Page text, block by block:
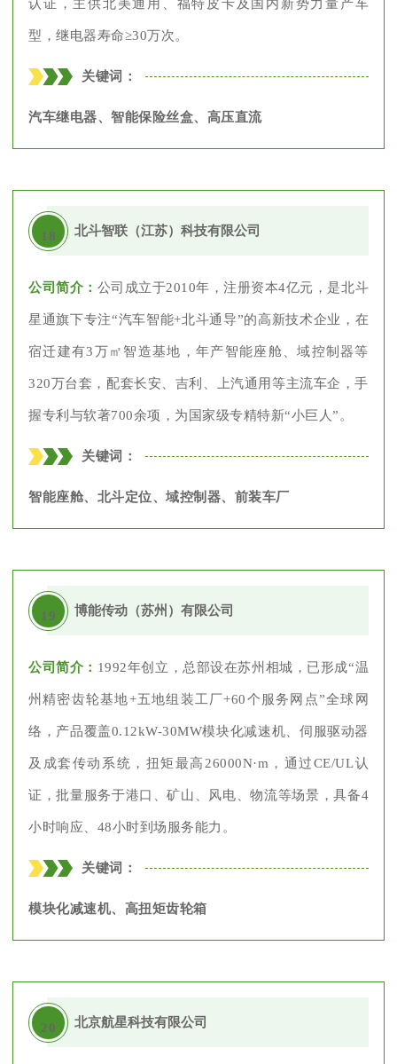
认证，主供北美通用、福特皮卡及国内新势力量产车
型，继电器寿命≥30万次。
关键词：
汽车继电器、智能保险丝盒、高压直流
18 北斗智联（江苏）科技有限公司
公司简介： 公司成立于2010年，注册资本4亿元，是北斗
星通旗下专注“汽车智能+北斗通导”的高新技术企业，在
宿迁建有3万㎡智造基地，年产智能座舱、域控制器等
320万台套，配套长安、吉利、上汽通用等主流车企，手
握专利与软著700余项，为国家级专精特新“小巨人”。
关键词：
智能座舱、北斗定位、域控制器、前装车厂
19 博能传动（苏州）有限公司
公司简介： 1992年创立，总部设在苏州相城，已形成“温
州精密齿轮基地+五地组装工厂+60个服务网点”全球网
络，产品覆盖0.12kW-30MW模块化减速机、伺服驱动器
及成套传动系统，扭矩最高26000N·m，通过CE/UL认
证，批量服务于港口、矿山、风电、物流等场景，具备4
小时响应、48小时到场服务能力。
关键词：
模块化减速机、高扭矩齿轮箱
20 北京航星科技有限公司